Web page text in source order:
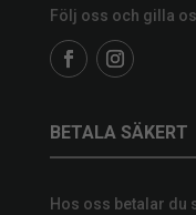
Följ oss och gilla
BETALA SÄKERT
Hos oss betalar du